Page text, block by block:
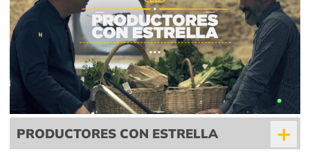
PRODUCTORES CON ESTRELLA +